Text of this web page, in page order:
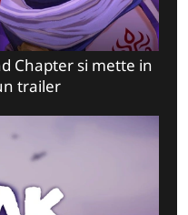
Chapter si mette in
trailer